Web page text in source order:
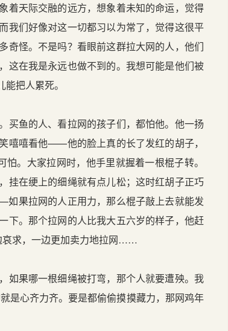
着天际交融的远方，想象着未知的命运，觉得
我们好像对这一切都习以为常了，觉得这很平
奇怪。不是吗？看眼前这群拉大网的人，他们
这在我是永远也做不到的。我想可能是他们被
把人累死。
鱼的人、看拉网的孩子们，都怕他。他一扬
嘻嘻看他——他的脸上真的长了发红的胡子，
。大家拉网时，他手里就握着一根棍子转。
挂在绠上的细绳就有点儿松；这时红胡子正巧
果拉网的人正用力，那么棍子敲上去就能发
下。那个拉网的人比我大五六岁的样子，他赶
哀求，一边更加卖力地拉网……
果哪一根细绳被打弯，那个人就要遭殃。我
是心齐力齐。要是都偷偷摸摸藏力，那网鸡年